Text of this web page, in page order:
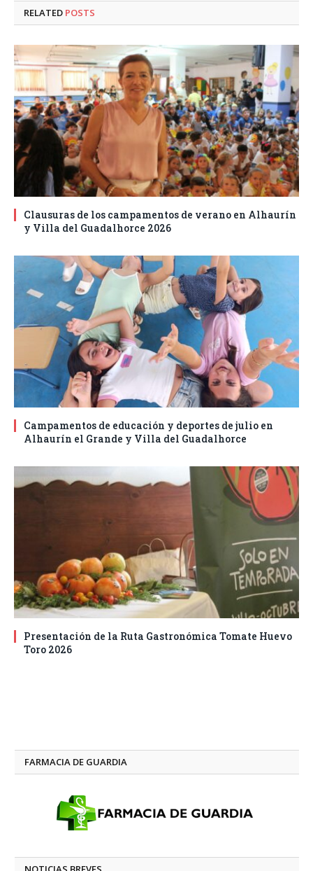
RELATED POSTS
Clausuras de los campamentos de verano en Alhaurín
y Villa del Guadalhorce 2026
Campamentos de educación y deportes de julio en
Alhaurín el Grande y Villa del Guadalhorce
Presentación de la Ruta Gastronómica Tomate Huevo
Toro 2026
FARMACIA DE GUARDIA